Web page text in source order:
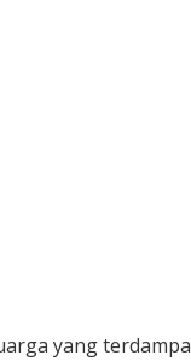
yang